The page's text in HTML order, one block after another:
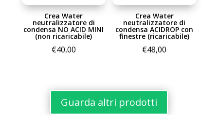
Crea Water
neutralizzatore di
condensa NO ACID MINI
(non ricaricabile)
€40,00
Crea Water
neutralizzatore di
condensa ACIDROP con
finestre (ricaricabile)
€48,00
Guarda altri prodotti